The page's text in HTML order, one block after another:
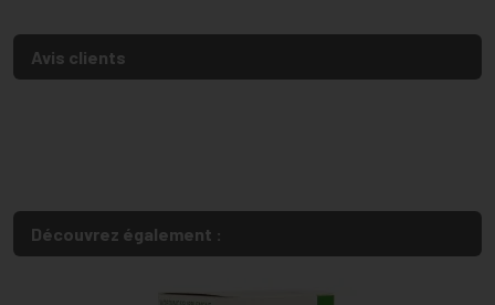
Avis clients
Découvrez également :